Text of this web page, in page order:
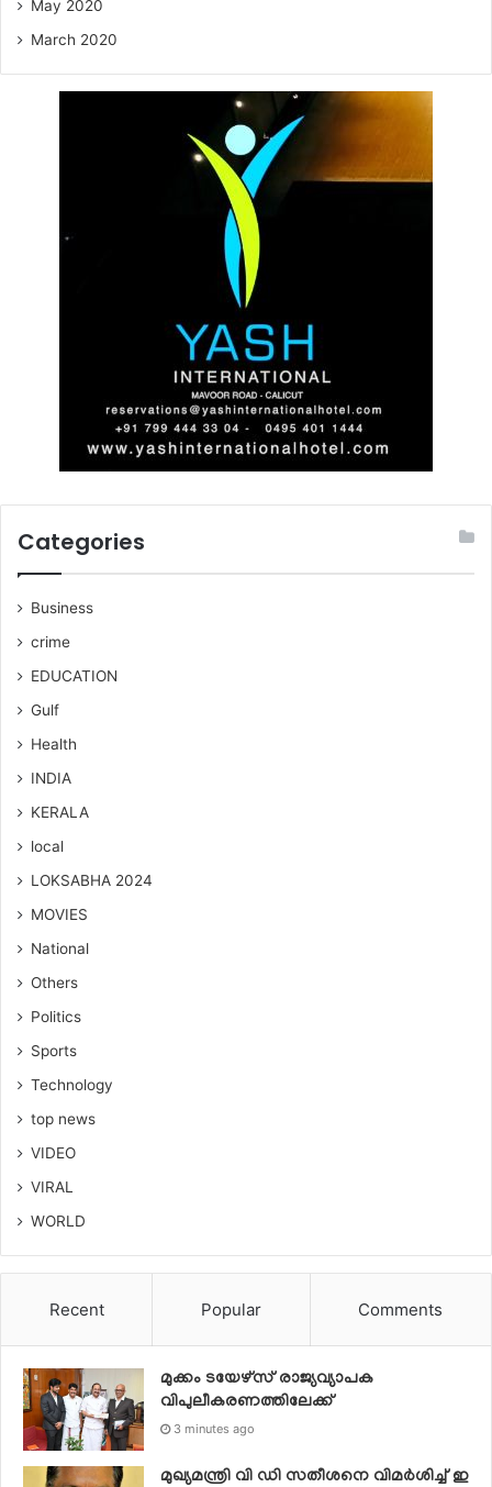
May 2020
March 2020
Categories
Business
crime
EDUCATION
Gulf
Health
INDIA
KERALA
local
LOKSABHA 2024
MOVIES
National
Others
Politics
Sports
Technology
top news
VIDEO
VIRAL
WORLD
Recent Popular Comments
മുക്കം ടയേഴ്സ് രാജ്യവ്യാപക
വിപുലീകരണത്തിലേക്ക്
3 minutes ago
മുഖ്യമന്ത്രി വി ഡി സതീശനെ വിമര്‍ശിച്ച് ഇ